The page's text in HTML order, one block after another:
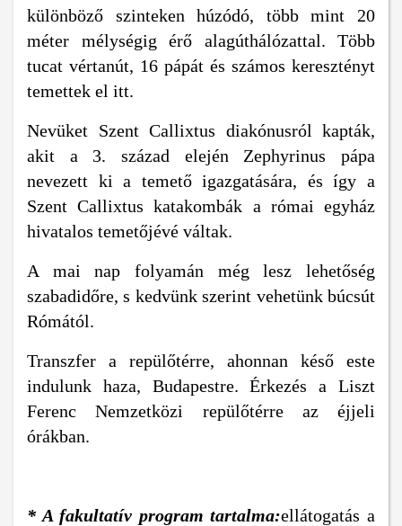
különböző szinteken húzódó, több mint 20
méter mélységig érő alagúthálózattal. Több
tucat vértanút, 16 pápát és számos keresztényt
temettek el itt.
Nevüket Szent Callixtus diakónusról kapták,
akit a 3. század elején Zephyrinus pápa
nevezett ki a temető igazgatására, és így a
Szent Callixtus katakombák a római egyház
hivatalos temetőjévé váltak.
A mai nap folyamán még lesz lehetőség
szabadidőre, s kedvünk szerint vehetünk búcsút
Rómától.
Transzfer a repülőtérre, ahonnan késő este
indulunk haza, Budapestre. Érkezés a Liszt
Ferenc Nemzetközi repülőtérre az éjjeli
órákban.
* A fakultatív program tartalma:ellátogatás a